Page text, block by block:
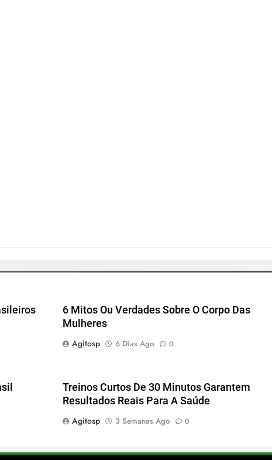
6 Mitos Ou Verdades Sobre O Corpo Das
Mulheres
Agitosp
6 Dias Ago 0
Treinos Curtos De 30 Minutos Garantem
Resultados Reais Para A Saúde
Agitosp
3 Semanas Ago 0